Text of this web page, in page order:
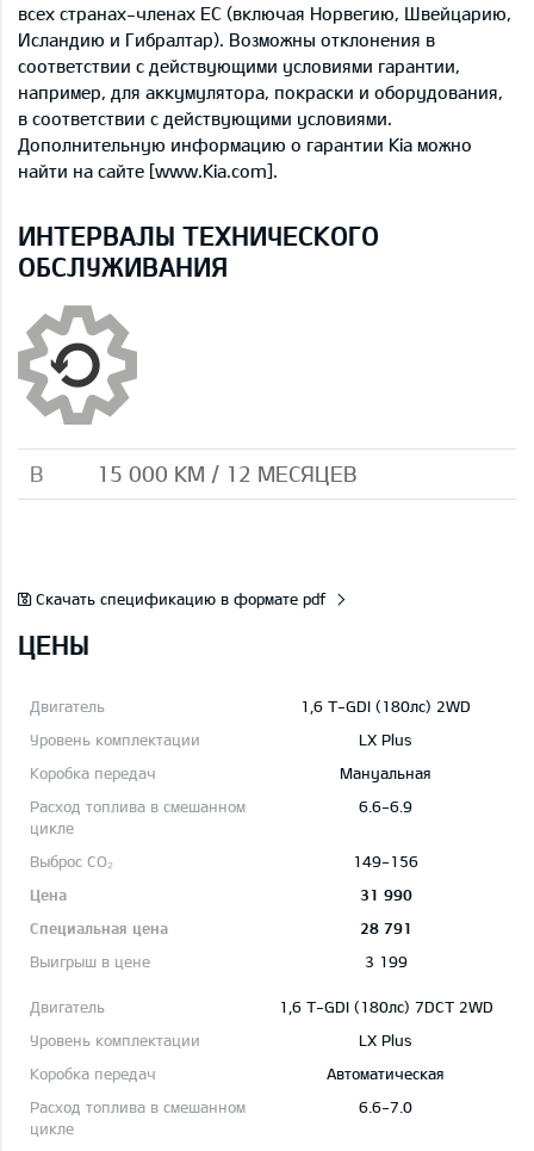
всех странах-членах ЕС (включая Норвегию, Швейцарию,
Исландию и Гибралтар). Возможны отклонения в
соответствии с действующими условиями гарантии,
например, для аккумулятора, покраски и оборудования,
в соответствии с действующими условиями.
Дополнительную информацию о гарантии Kia можно
найти на сайте [www.Kia.com].
ИНТЕРВАЛЫ ТЕХНИЧЕСКОГО
ОБСЛУЖИВАНИЯ
B 15 000 КМ / 12 МЕСЯЦЕВ
Скачать спецификацию в формате pdf
ЦЕНЫ
1,6 T-GDI (180лс) 2WD
LX Plus
Mануальная
6.6-6.9
149-156
31 990
28 791
3 199
1,6 T-GDI (180лс) 7DCT 2WD
LX Plus
Автоматическая
6.6-7.0